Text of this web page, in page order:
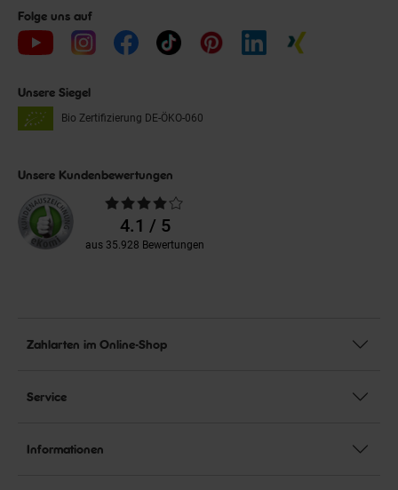
Folge uns auf
Unsere Siegel
Bio Zertifizierung DE-ÖKO-060
Unsere Kundenbewertungen
Durchschnittliche
Bewertungen4.1 / 5
aus 35.928 Bewertungen
Zahlarten im Online-Shop
Service
Informationen